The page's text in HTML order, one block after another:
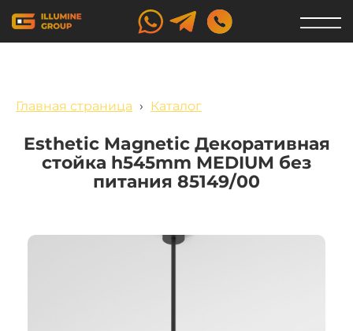
Главная страница › Каталог
Esthetic Magnetic Декоративная
стойка h545mm MEDIUM без
питания 85149/00